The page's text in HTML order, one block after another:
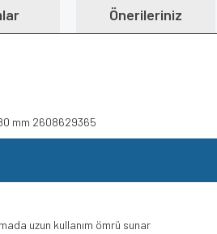
Önerileriniz
mm 2608629365
uzun kullanım ömrü sunar